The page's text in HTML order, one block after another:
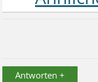
Antworten +